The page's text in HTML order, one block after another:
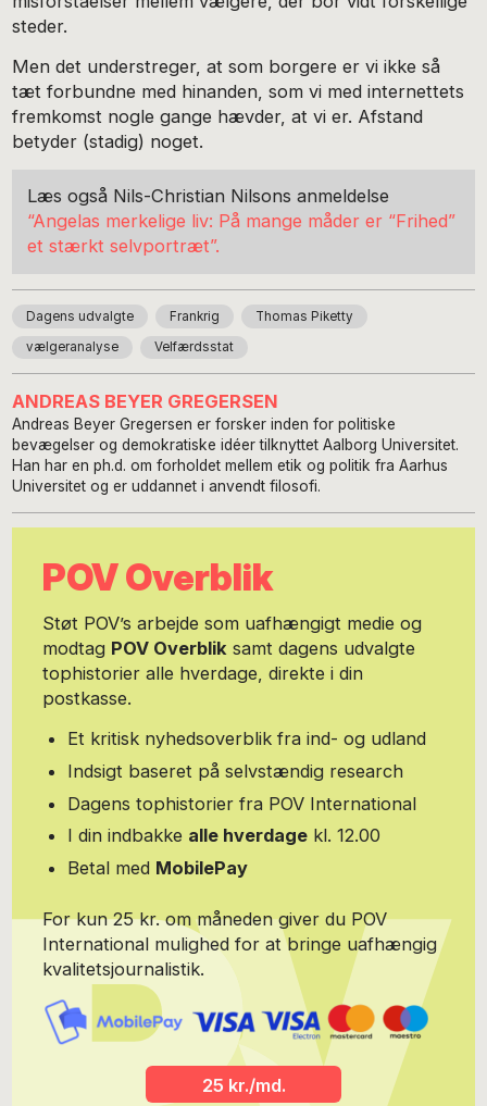
steder.
Men det understreger, at som borgere er vi ikke så
tæt forbundne med hinanden, som vi med internettets
fremkomst nogle gange hævder, at vi er. Afstand
betyder (stadig) noget.
Læs også Nils-Christian Nilsons anmeldelse
“Angelas merkelige liv: På mange måder er “Frihed”
et stærkt selvportræt”.
Dagens udvalgte Frankrig Thomas Piketty
vælgeranalyse Velfærdsstat
ANDREAS BEYER GREGERSEN
Andreas Beyer Gregersen er forsker inden for politiske
bevægelser og demokratiske idéer tilknyttet Aalborg Universitet.
Han har en ph.d. om forholdet mellem etik og politik fra Aarhus
Universitet og er uddannet i anvendt filosofi.
POV Overblik
Støt POV’s arbejde som uafhængigt medie og
modtag POV Overbliksamt dagens udvalgte
tophistorier alle hverdage, direkte i din
postkasse.
Et kritisk nyhedsoverblik fra ind- og udland
Indsigt baseret på selvstændig research
Dagens tophistorier fra POV International
I din indbakke alle hverdage kl. 12.00
Betal med MobilePay
For kun 25 kr. om måneden giver du POV
International mulighed for at bringe uafhængig
kvalitetsjournalistik.
25 kr./md.